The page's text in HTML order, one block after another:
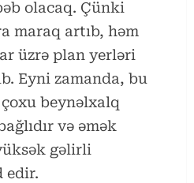
olacaq. Çünki
maraq artıb, həm
üzrə plan yerləri
Eyni zamanda, bu
beynəlxalq
və əmək
gəlirli
edir.